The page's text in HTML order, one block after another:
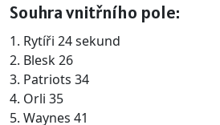
Souhra vnitřního pole:
1. Rytíři 24 sekund
2. Blesk 26
3. Patriots 34
4. Orli 35
5. Waynes 41